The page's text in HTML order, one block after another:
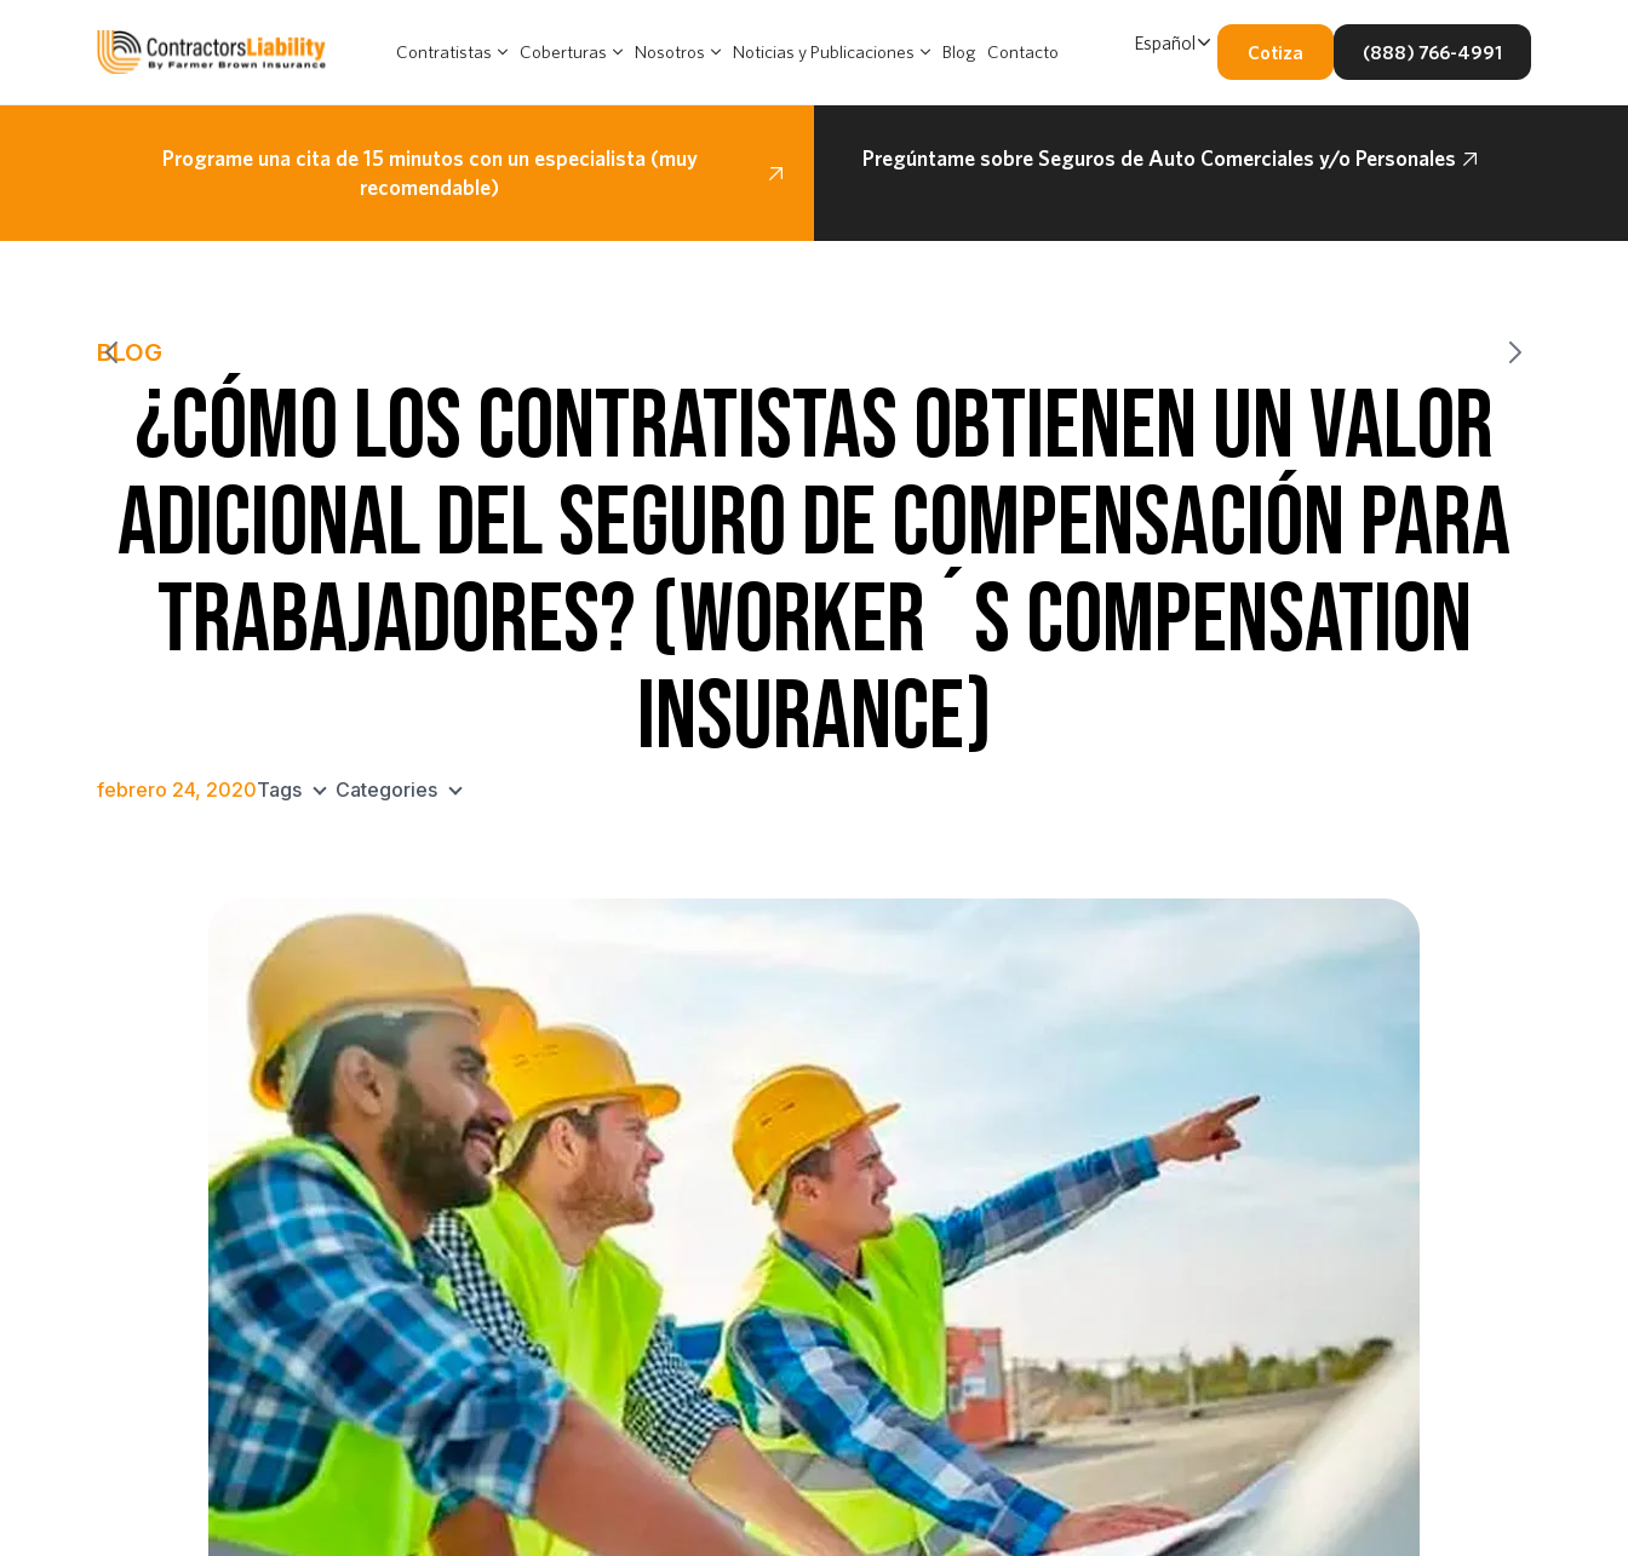
Contratistas Coberturas Nosotros Noticias y Publicaciones Blog Contacto Español Cotiza (888) 766-4991
Programe una cita de 15 minutos con un especialista (muy
recomendable)
Pregúntame sobre Seguros de Auto Comerciales y/o Personales
BLOG
¿CÓMO LOS CONTRATISTAS OBTIENEN UN VALOR
ADICIONAL DEL SEGURO DE COMPENSACIÓN PARA
TRABAJADORES? (WORKER´S COMPENSATION
INSURANCE)
febrero 24, 2020Tags Categories